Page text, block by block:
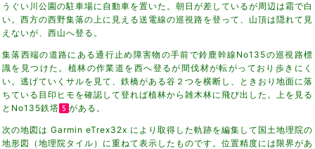
うぐい川公園の駐車場に自動車を置いた。朝日が差しているが周辺は霜で白
い。西方の西野集落の上に見える送電線の巡視路を登って、山頂は隠れて見
えないが、西山へ登る。
集落西端の道路にある通行止め障害物の手前で鈴鹿幹線No135の巡視路標
識を見つけた。植林の作業道を西へ登るが間伐材が転がっており歩きにく
い。逃げていくサルを見て、鉄橋がある谷２つを横断し、ときおり地面に落
ちている目印ヒモを確認して登れば植林から雑木林に飛び出した。上を見る
とNo135鉄塔
がある。
次の地図は Garmin eTrex32x により取得した軌跡を編集して国土地理院の
地形図（地理院タイル）に重ねて表示したものです。位置精度には限界があ